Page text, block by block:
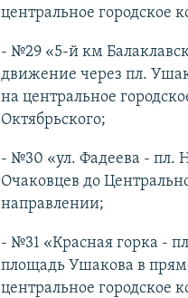
центральное городское
- №29 «5-й км
движение через пл.
на центральное
Октябрьского;
- №30 «ул. Фадеева - пл.
Очаковцев до
направлении;
- №31 «Красная горка -
площадь Ушакова в
центральное городское